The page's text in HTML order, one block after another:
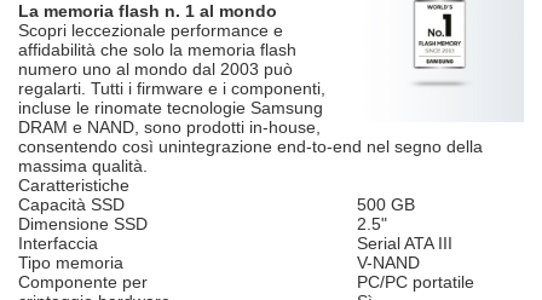
La memoria flash n. 1 al mondo
Scopri leccezionale performance e
affidabilità che solo la memoria flash
numero uno al mondo dal 2003 può
regalarti. Tutti i firmware e i componenti,
incluse le rinomate tecnologie Samsung
DRAM e NAND, sono prodotti in-house,
consentendo così unintegrazione end-to-end nel segno della
massima qualità.
Caratteristiche
Capacità SSD
500 GB
Dimensione SSD
2.5"
Interfaccia
Serial ATA III
Tipo memoria
V-NAND
Componente per
PC/PC portatile